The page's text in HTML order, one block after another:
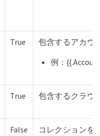
True
包含するアカウ
例：
True 包含するクラウ
False
コレクションを